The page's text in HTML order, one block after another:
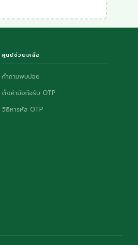
ศูนย์ช่วยเหลือ
คำถามพบบ่อย
ตั้งค่ามือถือรับ OTP
วิธีหารหัส OTP